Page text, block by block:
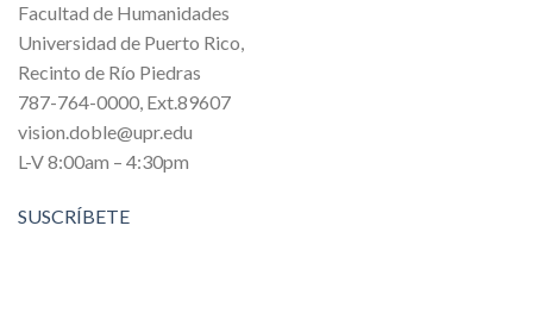
Facultad de Humanidades
Universidad de Puerto Rico,
Recinto de Río Piedras
787-764-0000, Ext.89607
vision.doble@upr.edu
L-V 8:00am – 4:30pm
SUSCRÍBETE